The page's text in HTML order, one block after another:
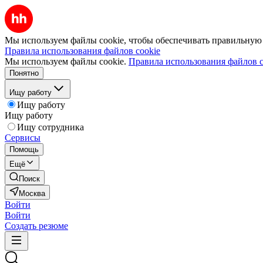
Мы используем файлы cookie, чтобы обеспечивать правильную
Правила использования файлов cookie
Мы используем файлы cookie. Правила использования файлов
Понятно
Ищу работу
Ищу работу
Ищу работу
Ищу сотрудника
Сервисы
Помощь
Ещё
Поиск
Москва
Войти
Войти
Создать резюме